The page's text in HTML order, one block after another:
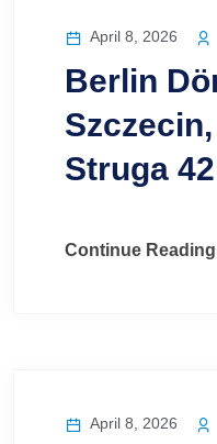
April 8, 2026
Berlin
Struga 42
Continue Reading
April 8, 2026